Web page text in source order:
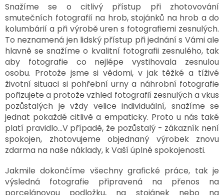
Blog
GARANCE
SPOKOJENOSTI
KONTAKTY
ČASTO
KLADENÉ
DOTAZY
FAQ
GARANCE
BEZPEČNÉ
DOPRAVY
DOPRAVA
A
BALENÍ
Snažíme se o citlivý přístup při zhotovování
smutečních fotografií na hrob, stojánků na hrob a do
kolumbárií a při výrobě uren s fotografiemi zesnulých.
To neznamená jen lidský přístup při jednání s Vámi ale
hlavně se snažíme o kvalitní fotografii zesnulého, tak
aby fotografie co nejlépe vystihovala zesnulou
osobu. Protože jsme si vědomi, v jak těžké a tíživé
životní situaci si pohřební urny a náhrobní fotografie
pořizujete a protože vzhled fotografií zesnulých a vkus
pozůstalých je vždy velice individuální, snažíme se
jednat pokaždé citlivě a empaticky. Proto u nás také
platí pravidlo...V případě, že pozůstalý - zákazník není
spokojen, zhotovujeme objednaný výrobek znovu
zdarma na naše náklady, k Vaší úplné spokojenosti.
Jakmile dokončíme všechny grafické práce, tak je
výsledná fotografie připravená na přenos na
porcelánovou podložku, na stojánek nebo na